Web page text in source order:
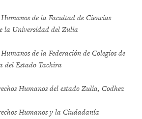
de la Facultad de Ciencias
la Universidad del Zulia
de la Federación de Colegios de
del Estado Tachira
Humanos del estado Zulia, Codhez
Humanos y la Ciudadanía